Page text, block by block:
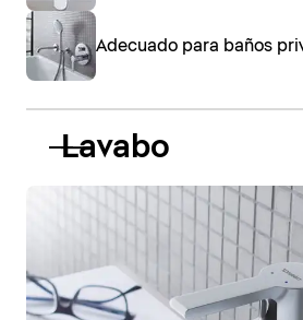
Adecuado para baños
Lavabo